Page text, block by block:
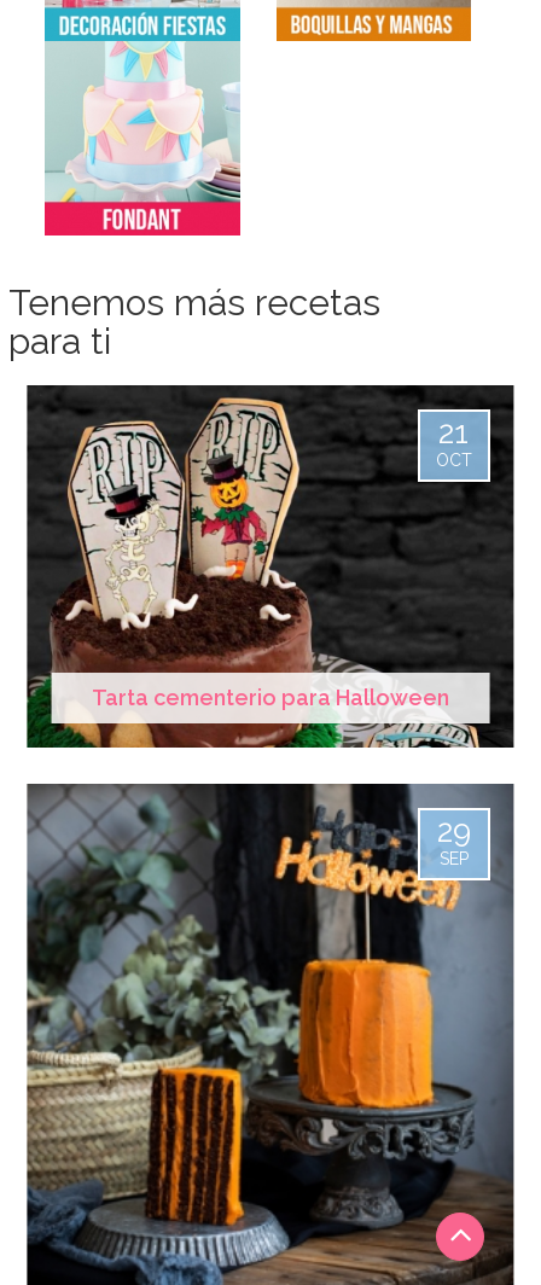
Tenemos más recetas
para ti
Tarta cementerio para Halloween
21
OCT
29
SEP